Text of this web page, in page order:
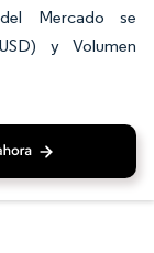
Mercado se
y Volumen